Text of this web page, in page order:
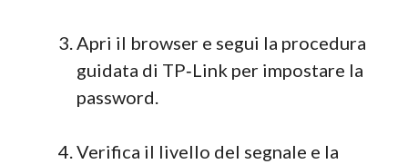
Apri il browser e segui la procedura
guidata di TP‑Link per impostare la
password.
Verifica il livello del segnale e la